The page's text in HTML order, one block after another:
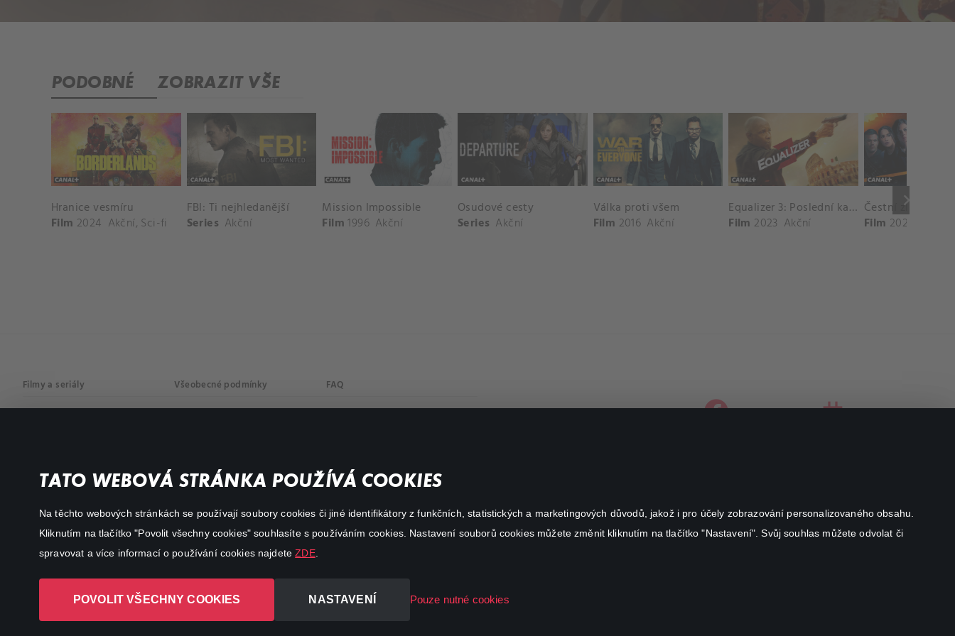
TATO WEBOVÁ STRÁNKA POUŽÍVÁ COOKIES
Na těchto webových stránkách se používají soubory cookies či jiné identifikátory z funkčních, statistických a marketingových důvodů, jakož i pro účely zobrazování personalizovaného obsahu.
Kliknutím na tlačítko "Povolit všechny cookies" souhlasíte s používáním cookies. Nastavení souborů cookies můžete změnit kliknutím na tlačítko "Nastavení". Svůj souhlas můžete odvolat či
spravovat a více informací o používání cookies najdeteZDE.
POVOLIT VŠECHNY COOKIES NASTAVENÍ Pouze nutné cookies
PODOBNÉ ZOBRAZIT VŠE
keyboard_arrow_right
Hranice vesmíru
Film 2024 Akční, Sci-fi
FBI: Ti nejhledanější
Series Akční
Mission Impossible
Film 1996 Akční
Osudové cesty
Series Akční
Válka proti všem
Film 2016 Akční
Equalizer 3: Poslední kapitola
Film 2023 Akční
Čestní zloději
Film 2023
Filmy a seriály
Akční
Všeobecné podmínky FAQ
facebookinstagram
Canal+ Luxembourg S. à r.l. se sídlem Rue Albert Borschette 4,